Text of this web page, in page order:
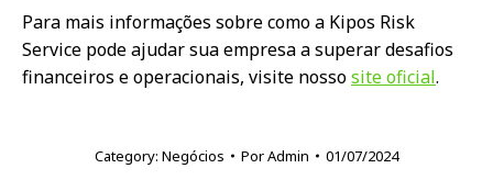
Para mais informações sobre como a Kipos Risk
Service pode ajudar sua empresa a superar desafios
financeiros e operacionais, visite nossosite oficial.
Category: Negócios PorAdmin 01/07/2024